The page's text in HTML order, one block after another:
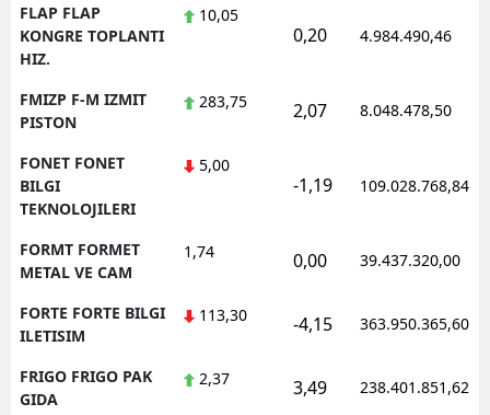
FLAP FLAP
KONGRE TOPLANTI
HIZ.
10,05
0,20 4.984.490,46
FMIZP F-M IZMIT
PISTON
283,75 2,07 8.048.478,50
FONET FONET
BILGI
TEKNOLOJILERI
5,00
-1,19 109.028.768,84
FORMT FORMET
METAL VE CAM
1,74 0,00 39.437.320,00
FORTE FORTE BILGI
ILETISIM
113,30 -4,15 363.950.365,60
FRIGO FRIGO PAK
GIDA
2,37 3,49 238.401.851,62